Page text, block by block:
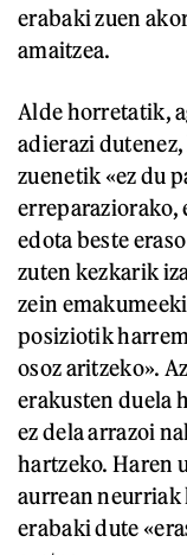
erabaki zuen
amaitzea.
Alde horretatik,
adierazi
zuenetik «ez du
erreparaziorako,
edota beste
zuten kezkarik
zein
posiziotik
osoz aritzeko».
erakusten duela
ez dela arrazoi
hartzeko. Haren
aurrean
erabaki dute